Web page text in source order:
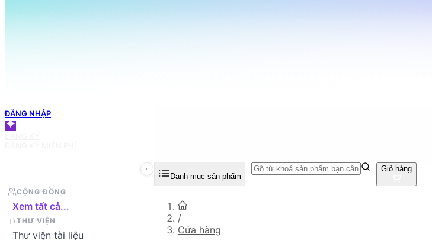
ĐĂNG NHẬP
CỘNG ĐỒNG
Xem tất cả...
THƯ VIỆN
Thư viện tài liệu
Danh mục sản phẩm
Giỏ hàng
/
Cửa hàng